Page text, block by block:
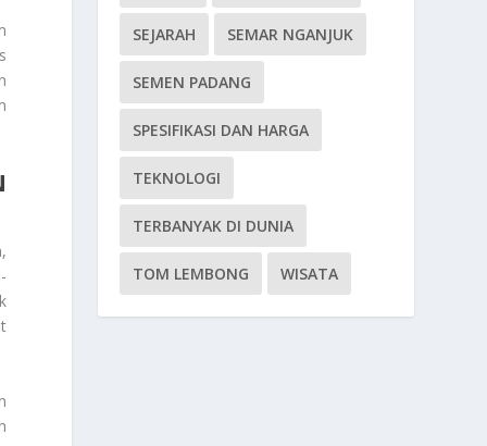
SEJARAH SEMAR NGANJUK
SEMEN PADANG
SPESIFIKASI DAN HARGA
TEKNOLOGI
TERBANYAK DI DUNIA
TOM LEMBONG WISATA